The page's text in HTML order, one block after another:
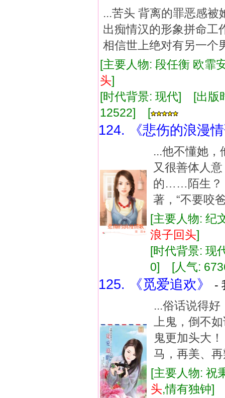
...苦头 背离的罪恶感被
出痴情汉的形象拼命工
相信世上绝对有另一个
[主要人物: 段任衡 欧
头]
[时代背景: 现代] [出
12522] [
124. 《悲伤的浪漫
...他不懂她，
又很善体人
的……陌生？
著，“不要咬
[主要人物:
浪子回头]
[时代背景:
0] [人气:
125. 《觅爱追欢》
-
...俗话说得
上鬼，倒不
鬼更加头大
马，再美、
[主要人物:
头,情有独钟